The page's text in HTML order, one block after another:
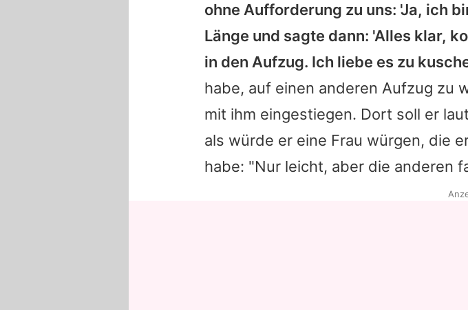
ohne Aufforderung zu uns: 'Ja, ich
Länge und sagte dann: 'Alles klar,
in den Aufzug. Ich liebe es zu
habe, auf einen anderen Aufzug zu
mit ihm eingestiegen. Dort soll er
als würde er eine Frau würgen, die
habe: "Nur leicht, aber die anderen